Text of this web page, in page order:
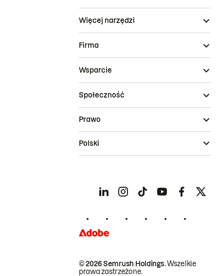
Więcej narzędzi
Firma
Wsparcie
Społeczność
© 2026 Semrush Holdings.Wszelkie
prawa zastrzeżone.
Prawo
Polski